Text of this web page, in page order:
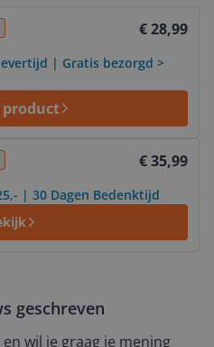
€ 28,99
| Gratis bezorgd >
€ 35,99
| 30 Dagen Bedenktijd
geschreven
wil je graag je mening